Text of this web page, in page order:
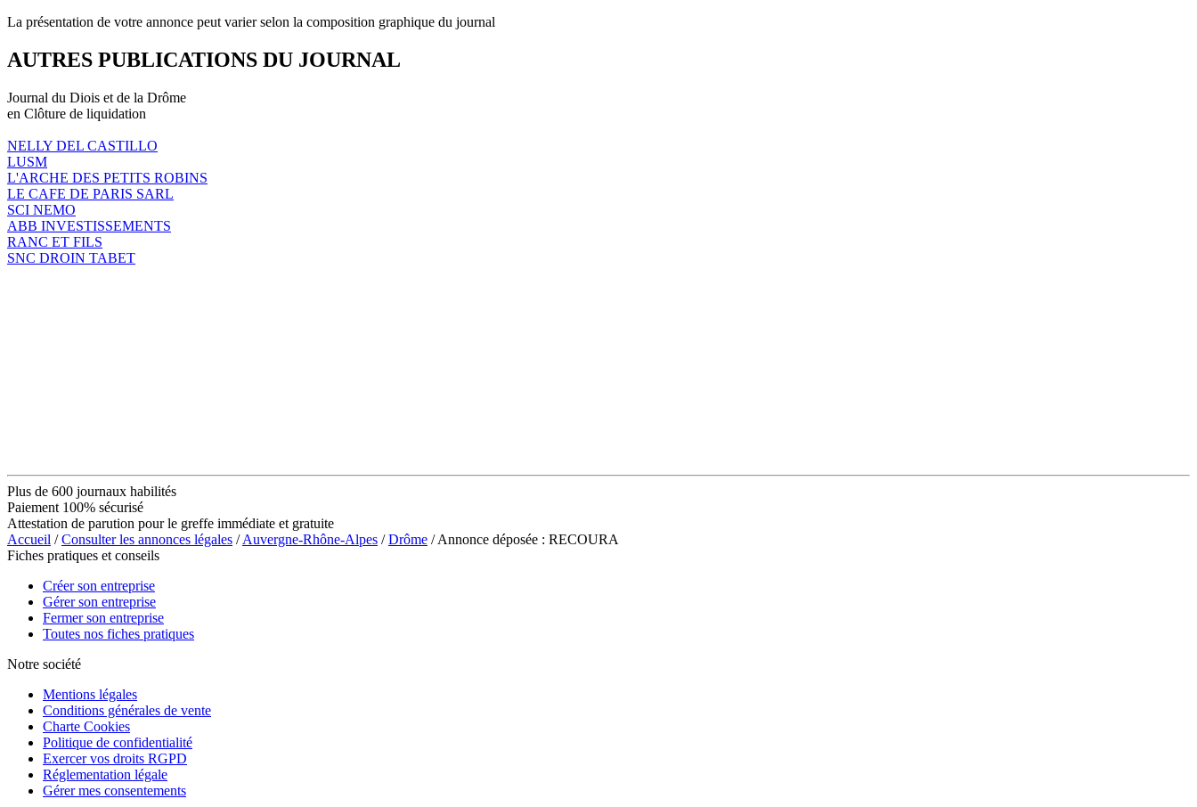
La présentation de votre annonce peut varier selon la composition graphique du journal
AUTRES PUBLICATIONS DU JOURNAL
Journal du Diois et de la Drôme
en Clôture de liquidation
NELLY DEL CASTILLO
LUSM
L'ARCHE DES PETITS ROBINS
LE CAFE DE PARIS SARL
SCI NEMO
ABB INVESTISSEMENTS
RANC ET FILS
SNC DROIN TABET
Plus de 600 journaux habilités
Paiement 100% sécurisé
Attestation de parution pour le greffe immédiate et gratuite
Accueil /Consulter les annonces légales /Auvergne-Rhône-Alpes /Drôme / Annonce déposée : RECOURA
Fiches pratiques et conseils
Créer son entreprise
Gérer son entreprise
Fermer son entreprise
Toutes nos fiches pratiques
Notre société
Mentions légales
Conditions générales de vente
Charte Cookies
Politique de confidentialité
Exercer vos droits RGPD
Réglementation légale
Gérer mes consentements